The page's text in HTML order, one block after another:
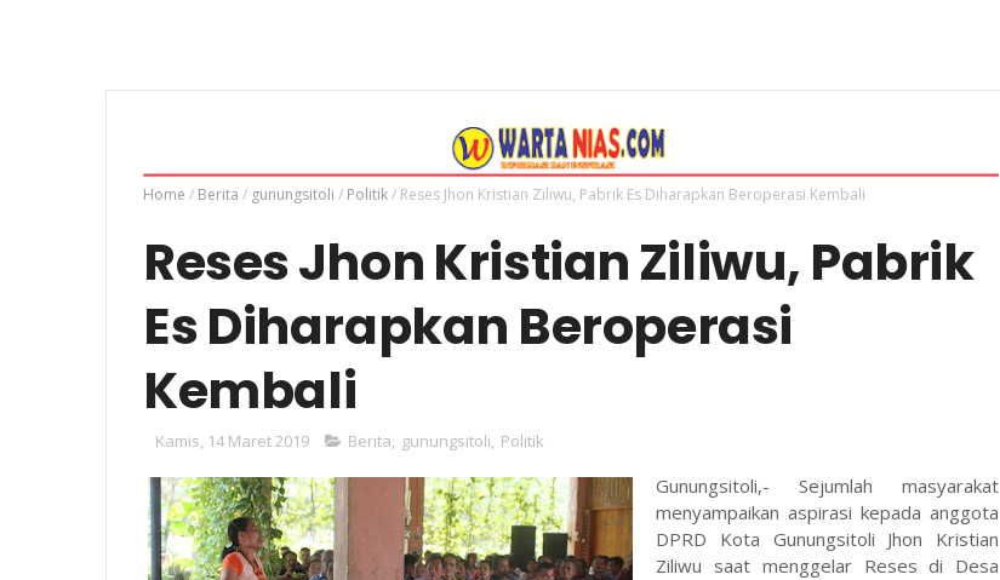
Home / Berita / gunungsitoli / Politik/ Reses Jhon Kristian Ziliwu, Pabrik Es Diharapkan Beroperasi Kembali
Reses Jhon Kristian Ziliwu, Pabrik
Es Diharapkan Beroperasi
Kembali
Kamis, 14 Maret 2019 Berita gunungsitoli Politik
Gunungsitoli,- Sejumlah masyarakat
menyampaikan aspirasi kepada anggota
DPRD Kota Gunungsitoli Jhon Kristian
Ziliwu saat menggelar Reses di Desa